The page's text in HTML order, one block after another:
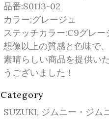
品番:S0113-02
カラー:グレージュ
ステッチカラー:C9グレー
想像以上の質感と色味で、
素晴らしい商品を提供い
うございました！
Category
SUZUKI, ジムニー・ジム